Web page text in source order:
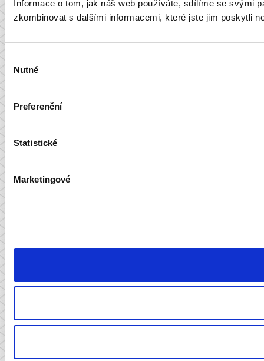
Informace o tom, jak náš web používáte, sdílíme se svými
zkombinovat s dalšími informacemi, které jste jim poskytli
souhlasu
Nutné
Preferenční
Statistické
Marketingové